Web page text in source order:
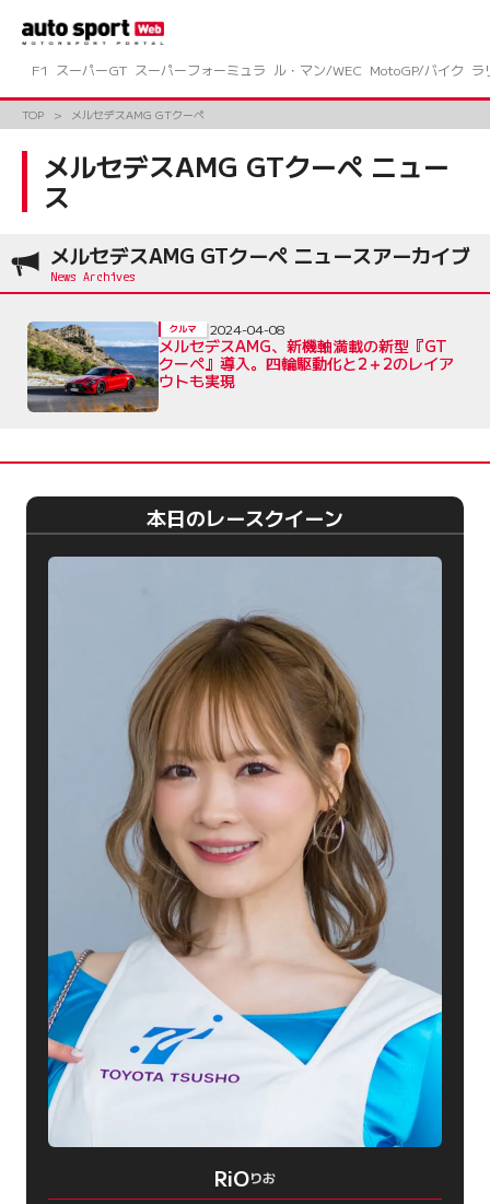
ツ
ス
F1 スーパーGT スーパーフォーミュラ ル・マン/WEC MotoGP/バイク ラ
TOP メルセデスAMG GTクーペ
メルセデスAMG GTクーペ ニュー
ス
メルセデスAMG GTクーペ ニュースアーカイブ
メルセデスAMG、新機軸満載の新型『GT
クーペ』導入。四輪駆動化と2＋2のレイア
ウトも実現
クルマ 2024-04-08
本日のレースクイーン
RiOりお